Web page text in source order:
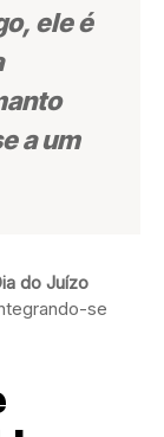
ele é
a um
do Juízo
se